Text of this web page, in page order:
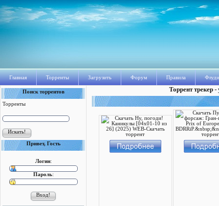
Главная Торренты Загрузить Форум Правила
Поиск торрентов
Торренты
Привет, Гость
Логин:
Пароль:
Торрент трекер